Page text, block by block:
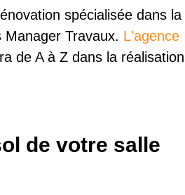
spécialisée dans la
Travaux. L'agence
de A à Z dans la réalisation
de votre salle